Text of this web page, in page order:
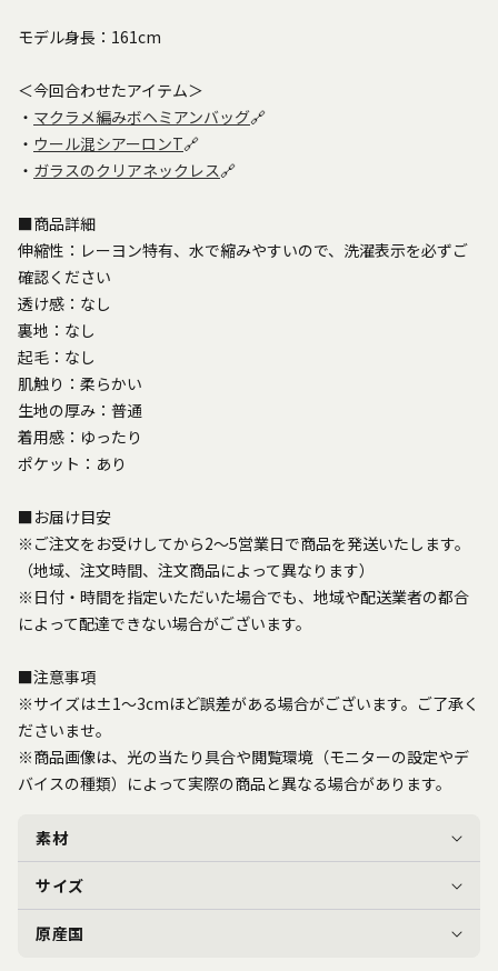
モデル身長：161cm
＜今回合わせたアイテム＞
・ マクラメ編みボヘミアンバッグ🔗
・ ウール混シアーロンT🔗
・ ガラスのクリアネックレス🔗
■商品詳細
伸縮性：レーヨン特有、水で縮みやすいので、洗濯表示を必ずご
確認ください
透け感：なし
裏地：なし
起毛：なし
肌触り：柔らかい
生地の厚み：普通
着用感：ゆったり
ポケット：あり
■お届け目安
※ご注文をお受けしてから2～5営業日で商品を発送いたします。
（地域、注文時間、注文商品によって異なります）
※日付・時間を指定いただいた場合でも、地域や配送業者の都合
によって配達できない場合がございます。
■注意事項
※サイズは±1～3cmほど誤差がある場合がございます。ご了承く
ださいませ。
※商品画像は、光の当たり具合や閲覧環境（モニターの設定やデ
バイスの種類）によって実際の商品と異なる場合があります。
素材
サイズ
原産国